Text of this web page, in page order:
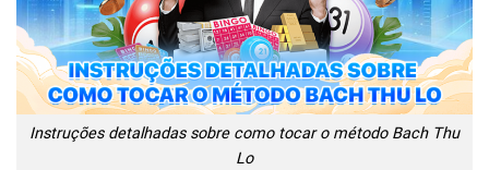
Instruções detalhadas sobre como tocar o método Bach Thu
Lo